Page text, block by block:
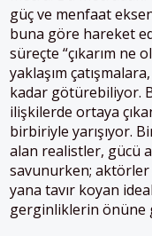
güç ve menfaat
buna göre hareket
süreçte “çıkarım ne
yaklaşım
kadar götürebiliyor.
ilişkilerde ortaya
birbiriyle yarışıyor.
alan realistler, gücü
savunurken;
yana tavır koyan
gerginliklerin önüne